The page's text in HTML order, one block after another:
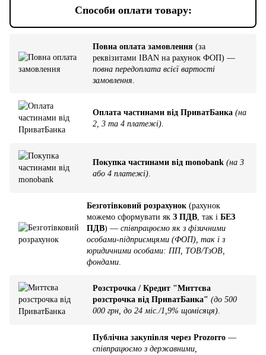
Способи оплати товару:
Повна оплата замовлення (за
реквізитами IBAN на рахунок ФОП) —
повна передоплата всієї вартості
замовлення
Оплата частинами від ПриватБанка (на
2, 3 та 4 платежі)
Покупка частинами від monobank (на 3
або 4 платежі)
Безготівковий розрахунок (рахунок
можемо сформувати як З ПДВ , так і БЕЗ
ПДВ) — співпрацюємо як з фізичними
особами-підприємцями (ФОП), так і з
юридичними особами: ПП, ТОВ/ТзОВ,
фондами
Розстрочка / Кредит "Миттєва
розстрочка від ПриватБанка" (до 500
000 грн, до 24 міс./1,9% щомісяця).
Публічна закупівля через Prozorro —
співпрацюємо з державними,